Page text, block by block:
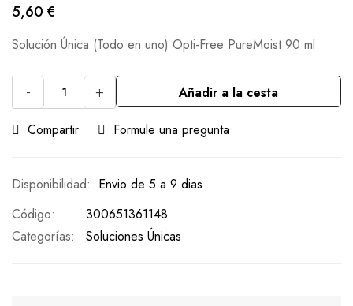
5,60 €
Solución Única (Todo en uno) Opti-Free PureMoist 90 ml
- + Añadir a la cesta
Compartir Formule una pregunta
Envio de 5 a 9 dias
Código
300651361148
Categorías:
Soluciones Únicas